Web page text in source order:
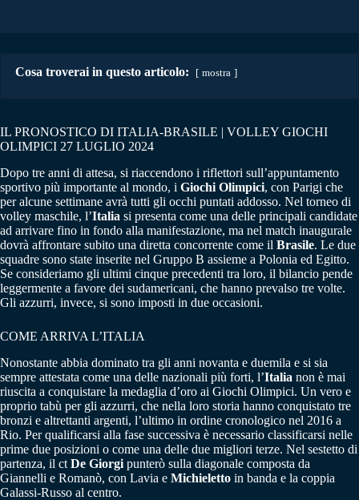
Cosa troverai in questo articolo: mostra
IL PRONOSTICO DI ITALIA-BRASILE | VOLLEY GIOCHI
OLIMPICI 27 LUGLIO 2024
Dopo tre anni di attesa, si riaccendono i riflettori sull’appuntamento
sportivo più importante al mondo, i Giochi Olimpici, con Parigi che
per alcune settimane avrà tutti gli occhi puntati addosso. Nel torneo di
volley maschile, l’Italia si presenta come una delle principali candidate
ad arrivare fino in fondo alla manifestazione, ma nel match inaugurale
dovrà affrontare subito una diretta concorrente come il Brasile. Le due
squadre sono state inserite nel Gruppo B assieme a Polonia ed Egitto.
Se consideriamo gli ultimi cinque precedenti tra loro, il bilancio pende
leggermente a favore dei sudamericani, che hanno prevalso tre volte.
Gli azzurri, invece, si sono imposti in due occasioni.
COME ARRIVA L’ITALIA
Nonostante abbia dominato tra gli anni novanta e duemila e si sia
sempre attestata come una delle nazionali più forti, l’Italia non è mai
riuscita a conquistare la medaglia d’oro ai Giochi Olimpici. Un vero e
proprio tabù per gli azzurri, che nella loro storia hanno conquistato tre
bronzi e altrettanti argenti, l’ultimo in ordine cronologico nel 2016 a
Rio. Per qualificarsi alla fase successiva è necessario classificarsi nelle
prime due posizioni o come una delle due migliori terze. Nel sestetto di
partenza, il ct De Giorgi punterò sulla diagonale composta da
Giannelli e Romanò, con Lavia e Michieletto in banda e la coppia
Galassi-Russo al centro.